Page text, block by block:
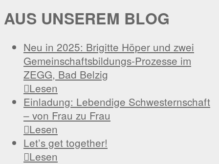
AUS UNSEREM BLOG
Neu in 2025: Brigitte Höper und zwei
Gemeinschaftsbildungs-Prozesse im
ZEGG, Bad Belzig
Lesen
Einladung: Lebendige Schwesternschaft
– von Frau zu Frau
Lesen
Let’s get together!
Lesen